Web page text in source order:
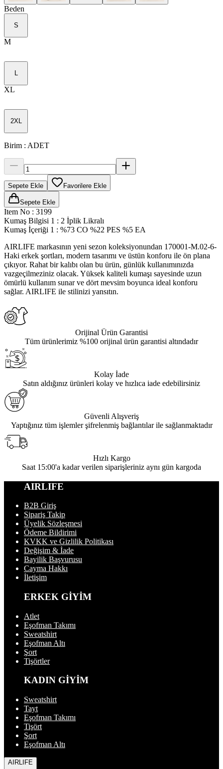
Beden
S
M
L
XL
2XL
Birim : ADET
Sepete Ekle Favorilere Ekle
Sepete Ekle
Item No : 3199
Kumaş Bilgisi 1 : 2 İplik Likralı
Kumaş İçeriği 1 : %73 CO %22 PES %5 EA
AIRLIFE markasının yeni sezon koleksiyonundan 170001-M.02-6-
Haki erkek şortları, modern tasarımı ve üstün konforu ile ön plana
çıkıyor. Rahat bir kalıbı olan bu ürün, günlük kullanımınızda
vazgeçilmeziniz olacak. Yüksek kaliteli kumaşı sayesinde uzun
ömürlü kullanım sunar ve dört mevsim boyunca ideal konforu
sağlar. AIRLIFE ile stilinizi yansıtın.
Orijinal Ürün Garantisi
Tüm ürünlerimiz %100 orijinal ürün garantisi altındadır
Kolay İade
Satın aldığınız ürünleri kolay ve hızlıca iade edebilirsiniz
Güvenli Alışveriş
Yaptığınız tüm işlemler şifrelenmiş bağlantılar ile sağlanmaktadır
Hızlı Kargo
Saat 15:00'a kadar verilen siparişleriniz aynı gün kargoda
AIRLIFE
B2B Giriş
Sipariş Takip
Üyelik Sözleşmesi
Ödeme Bildirimi
KVKK ve Gizlilik Politikası
Değişim & İade
Bayilik Başvurusu
Cayma Hakkı
İletişim
ERKEK GİYİM
Atlet
Eşofman Takımı
Sweatshirt
Eşofman Altı
Şort
Tişörtler
KADIN GİYİM
Sweatshirt
Tayt
Eşofman Takımı
Tişört
Şort
Eşofman Altı
AIRLIFE